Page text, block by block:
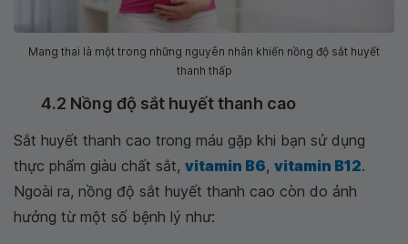
Mang thai là một trong những nguyên nhân khiến nồng độ sắt huyết
thanh thấp
4.2 Nồng độ sắt huyết thanh cao
Sắt huyết thanh cao trong máu gặp khi bạn sử dụng
thực phẩm giàu chất sắt, vitamin B6, vitamin B12.
Ngoài ra, nồng độ sắt huyết thanh cao còn do ảnh
hưởng từ một số bệnh lý như: